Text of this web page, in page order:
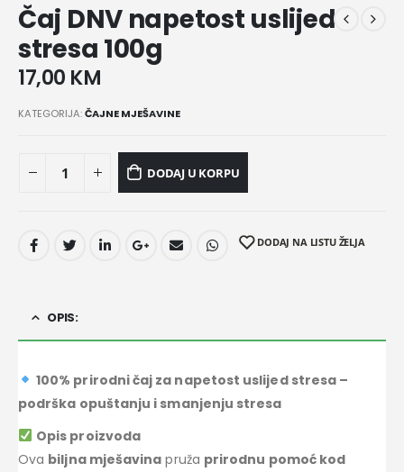
Čaj DNV napetost uslijed
stresa 100g
17,00 KM
KATEGORIJA:ČAJNE MJEŠAVINE
DODAJ U KORPU
DODAJ NA LISTU ŽELJA
OPIS:
100% prirodni čaj za napetost uslijed stresa –
podrška opuštanju i smanjenju stresa
Opis proizvoda
Ova biljna mješavina pruža prirodnu pomoć kod